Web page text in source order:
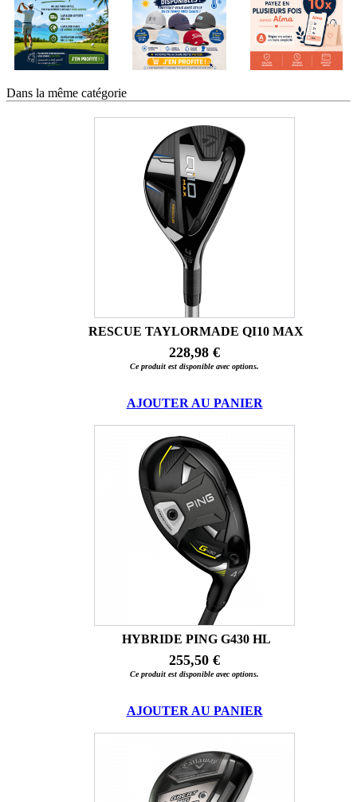
Dans la même catégorie
RESCUE TAYLORMADE QI10 MAX
228,98 €
Ce produit est disponible avec options.
AJOUTER AU PANIER
HYBRIDE PING G430 HL
255,50 €
Ce produit est disponible avec options.
AJOUTER AU PANIER